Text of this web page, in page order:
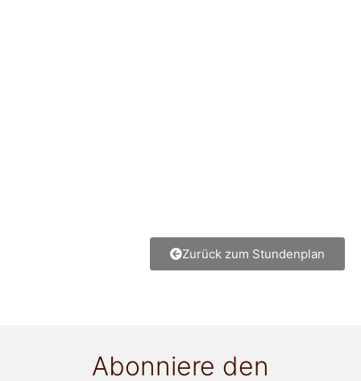
Zurück zum Stundenplan
Abonniere den